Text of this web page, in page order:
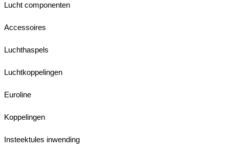
Lucht componenten
Accessoires
Luchthaspels
Luchtkoppelingen
Euroline
Koppelingen
Insteektules inwending